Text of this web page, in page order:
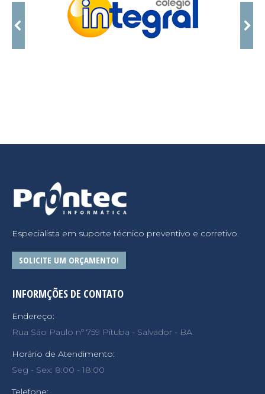
Especialista em suporte técnico preventivo e corretivo.
SOLICITE UM ORÇAMENTO!
INFORMÇÕES DE CONTATO
Endereço:
Rua São Paulo nº 759 Pituba - Salvador - BA
Horário de Atendimento:
Seg - Sex: 8:00 - 18:00
Telefone: